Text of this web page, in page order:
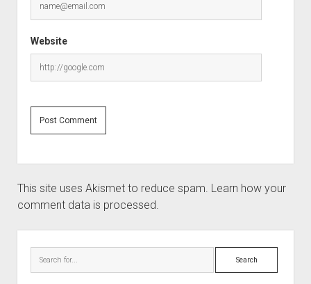
Website
This site uses Akismet to reduce spam. Learn how your
comment data is processed.
Search